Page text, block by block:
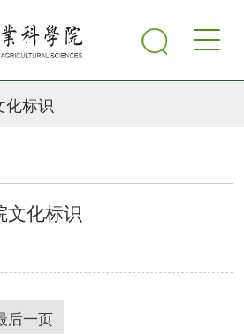
化标识
文化标识
后一页